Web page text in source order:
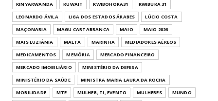
KINYARWANDA
KUWAIT KWIBOHORA31
KWIBUKA 31
LEONARDO ÁVILA
LIGA DOS ESTADOS ÁRABES
LÚCIO COSTA
MAÇONARIA
MAGU CARTABRANCA MAIO
MAIO 2026
MAIS LUZIÂNIA
MALTA MARINHA
MEDIADORES AÉREOS
MEDICAMENTOS
MEMÓRIA
MERCADO FINANCEIRO
MERCADO IMOBILIÁRIO
MINISTÉRIO DA DEFESA
MINISTÉRIO DA SAÚDE
MINISTRA MARIA LAURA DA ROCHA
MOBILIDADE
MTE MULHER; TI; EVENTO MULHERES
MUNDO